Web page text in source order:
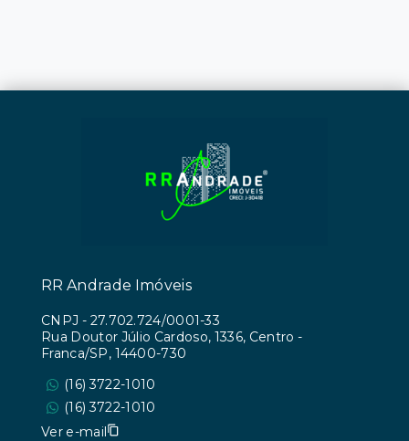
RR Andrade Imóveis
CNPJ - 27.702.724/0001-33
Rua Doutor Júlio Cardoso, 1336, Centro -
Franca/SP, 14400-730
(16) 3722-1010
(16) 3722-1010
Ver e-mail